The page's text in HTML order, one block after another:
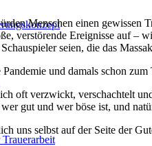
Menschen einen
verstörende Ereignisse auf –
seien, die das
und damals schon
oft verzwickt, verschachtelt
gut und wer böse ist, und
uns selbst auf der Seite der